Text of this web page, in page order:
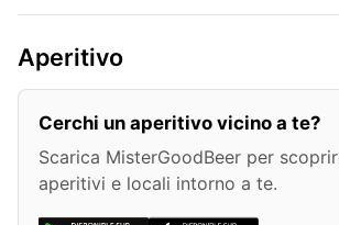
Aperitivo
Cerchi un aperitivo vicino a te?
Scarica MisterGoodBeer per
aperitivi e locali intorno a te.